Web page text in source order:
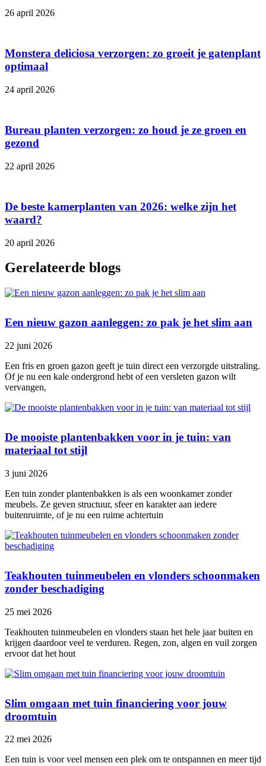
26 april 2026
Monstera deliciosa verzorgen: zo groeit je gatenplant
optimaal
24 april 2026
Bureau planten verzorgen: zo houd je ze groen en
gezond
22 april 2026
De beste kamerplanten van 2026: welke zijn het
waard?
20 april 2026
Gerelateerde blogs
Een nieuw gazon aanleggen: zo pak je het slim aan
22 juni 2026
Een fris en groen gazon geeft je tuin direct een verzorgde uitstraling.
Of je nu een kale ondergrond hebt of een versleten gazon wilt
vervangen,
De mooiste plantenbakken voor in je tuin: van
materiaal tot stijl
3 juni 2026
Een tuin zonder plantenbakken is als een woonkamer zonder
meubels. Ze geven structuur, sfeer en karakter aan iedere
buitenruimte, of je nu een ruime achtertuin
Teakhouten tuinmeubelen en vlonders schoonmaken
zonder beschadiging
25 mei 2026
Teakhouten tuinmeubelen en vlonders staan het hele jaar buiten en
krijgen daardoor veel te verduren. Regen, zon, algen en vuil zorgen
ervoor dat het hout
Slim omgaan met tuin financiering voor jouw
droomtuin
22 mei 2026
Een tuin is voor veel mensen een plek om te ontspannen en meer tijd